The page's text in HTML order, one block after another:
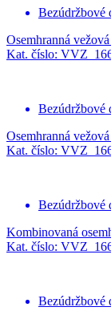
Bezúdržbové
Osemhranná
Kat. číslo:
Bezúdržbové
Osemhranná
Kat. číslo:
Bezúdržbové
Kombinovaná
Kat. číslo:
Bezúdržbové